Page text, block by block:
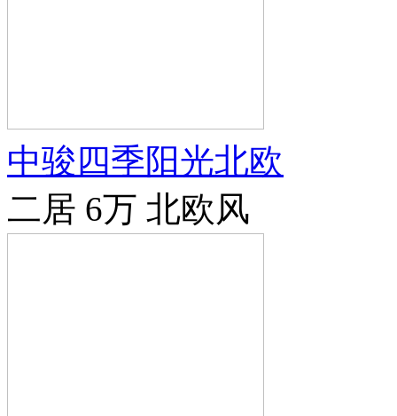
中骏四季阳光北欧
二居 6万 北欧风